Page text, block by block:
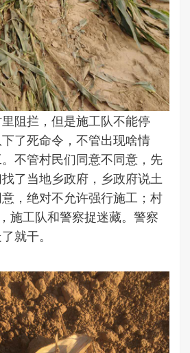
阻拦，但是施工队不能停
了死命令，不管出现啥情
不管村民们同意不同意，先
了当地乡政府，乡政府说土
，绝对不允许强行施工；村
施工队和警察捉迷藏。警察
就干。